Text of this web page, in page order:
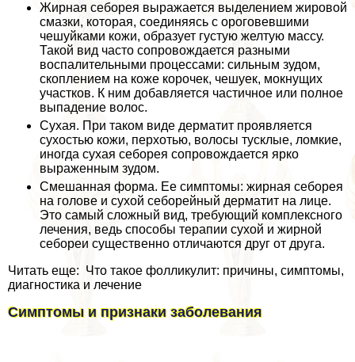
Жирная себорея выражается выделением жировой
смазки, которая, соединяясь с ороговевшими
чешуйками кожи, образует густую желтую массу.
Такой вид часто сопровождается разными
воспалительными процессами: сильным зудом,
скоплением на коже корочек, чешуек, мокнущих
участков. К ним добавляется частичное или полное
выпадение волос.
Сухая. При таком виде дерматит проявляется
сухостью кожи, перхотью, волосы тусклые, ломкие,
иногда сухая себорея сопровождается ярко
выраженным зудом.
Смешанная форма. Ее симптомы: жирная себорея
на голове и сухой себорейный дерматит на лице.
Это самый сложный вид, требующий комплексного
лечения, ведь способы терапии сухой и жирной
себореи существенно отличаются друг от друга.
Читать еще: Что такое фолликулит: причины, симптомы,
диагностика и лечение
Симптомы и признаки заболевания